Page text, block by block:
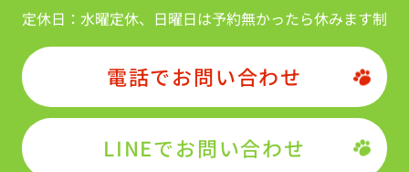
定休日： 水曜定休、日曜日は予約無かったら休みます制
電話でお問い合わせ
LINEでお問い合わせ